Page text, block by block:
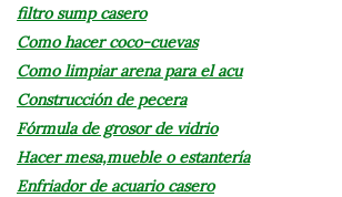
filtro sump casero
Como hacer coco-cuevas
Como limpiar arena para el acu
Construcción de pecera
Fórmula de grosor de vidrio
Hacer mesa,mueble o estantería
Enfriador de acuario casero